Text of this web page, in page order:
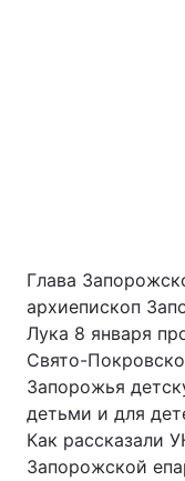
Глава
архиепископ
Лука 8 января
Свято-
Запорожья
детьми и для
Как рассказали
Запорожской